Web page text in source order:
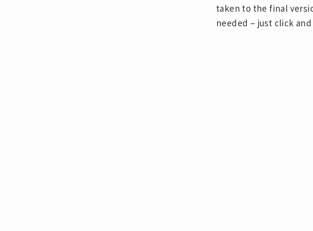
taken to the final
needed – just click